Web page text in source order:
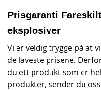
Prisgaranti
eksplosiver
Vi er veldig trygge på at
de laveste prisene.
du ett produkt som er
produkter, sender du